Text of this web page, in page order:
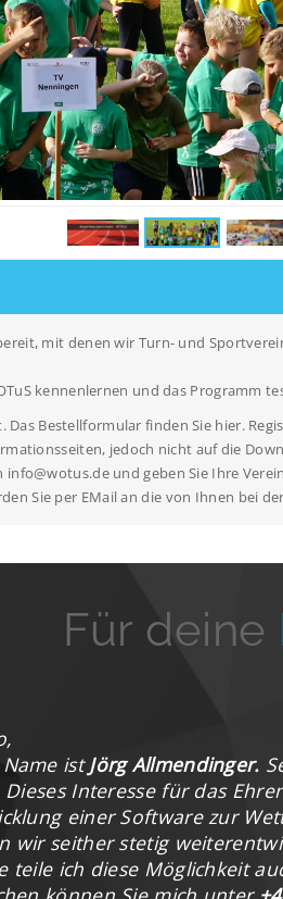
mit denen wir Turn- und
kennenlernen und das Programm
Das Bestellformular finden Sie hier.
jedoch nicht auf die
und geben Sie Ihre
Sie per EMail an die von Ihnen bei
Für deine
istJörg Allmendinger.
Dieses Interesse für das
einer Software zur
wir seither stetig
teile ich diese Möglichkeit